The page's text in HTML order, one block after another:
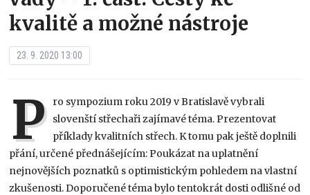
kvalitě a možné nástroje
23. 9. 2020 13:00
P ro sympozium roku 2019 v Bratislavě vybrali
slovenští střechaři zajímavé téma. Prezentovat
příklady kvalitních střech. K tomu pak ještě doplnili
přání, určené přednášejícím: Poukázat na uplatnění
nejnovějších poznatků s optimistickým pohledem na vlastní
zkušenosti. Doporučené téma bylo tentokrát dosti odlišné od